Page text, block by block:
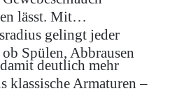
lässt. Mit
gelingt jeder
Spülen, Abbrausen
deutlich mehr
klassische Armaturen –